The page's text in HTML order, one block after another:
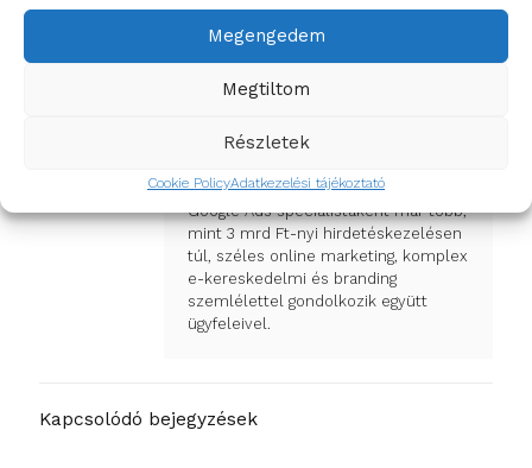
Megengedem
Megtiltom
Részletek
Cookie PolicyAdatkezelési tájékoztató
újabb cikkel jelentkezünk.
Hujber Robin
került bele az online marketing
azóta a cég senior PPC tanácsadójává.
Google Ads specialistaként már több,
mint 3 mrd Ft-nyi hirdetéskezelésen
túl, széles online marketing, komplex
e-kereskedelmi és branding
szemlélettel gondolkozik együtt
ügyfeleivel.
Kapcsolódó bejegyzések